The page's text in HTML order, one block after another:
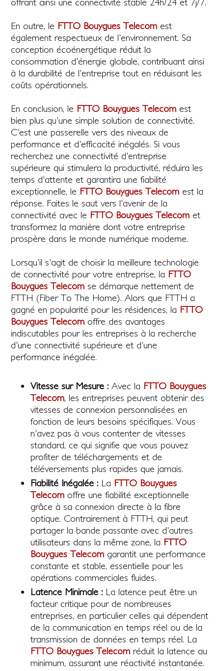
offrant ainsi une connectivité stable 24h/24 et 7j/7.
En outre, le FTTO Bouygues Telecom est
également respectueux de l'environnement. Sa
conception écoénergétique réduit la
consommation d'énergie globale, contribuant ainsi
à la durabilité de l'entreprise tout en réduisant les
coûts opérationnels.
En conclusion, le FTTO Bouygues Telecom est
bien plus qu'une simple solution de connectivité.
C'est une passerelle vers des niveaux de
performance et d'efficacité inégalés. Si vous
recherchez une connectivité d'entreprise
supérieure qui stimulera la productivité, réduira les
temps d'attente et garantira une fiabilité
exceptionnelle, le FTTO Bouygues Telecom est la
réponse. Faites le saut vers l'avenir de la
connectivité avec le FTTO Bouygues Telecom et
transformez la manière dont votre entreprise
prospère dans le monde numérique moderne.
Lorsqu'il s'agit de choisir la meilleure technologie
de connectivité pour votre entreprise, la FTTO
Bouygues Telecom se démarque nettement de
FTTH (Fiber To The Home). Alors que FTTH a
gagné en popularité pour les résidences, la FTTO
Bouygues Telecom offre des avantages
indiscutables pour les entreprises à la recherche
d'une connectivité supérieure et d'une
performance inégalée.
Vitesse sur Mesure : Avec la FTTO Bouygues
Telecom, les entreprises peuvent obtenir des
vitesses de connexion personnalisées en
fonction de leurs besoins spécifiques. Vous
n'avez pas à vous contenter de vitesses
standard, ce qui signifie que vous pouvez
profiter de téléchargements et de
téléversements plus rapides que jamais.
Fiabilité Inégalée : La FTTO Bouygues
Telecom offre une fiabilité exceptionnelle
grâce à sa connexion directe à la fibre
optique. Contrairement à FTTH, qui peut
partager la bande passante avec d'autres
utilisateurs dans la même zone, la FTTO
Bouygues Telecom garantit une performance
constante et stable, essentielle pour les
opérations commerciales fluides.
Latence Minimale : La latence peut être un
facteur critique pour de nombreuses
entreprises, en particulier celles qui dépendent
de la communication en temps réel ou de la
transmission de données en temps réel. La
FTTO Bouygues Telecom réduit la latence au
minimum, assurant une réactivité instantanée.